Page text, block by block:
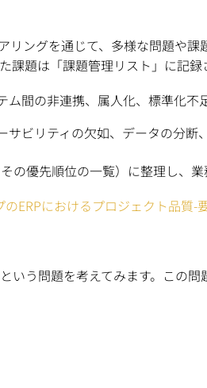
リングを通じて、多様な問題や
題は「課題管理リスト」に記録
間の非連携、属人化、標準化不足
ビリティの欠如、データの分断
優先順位の一覧）に整理し、業
のERPにおけるプロジェクト品質-
いう問題を考えてみます。この